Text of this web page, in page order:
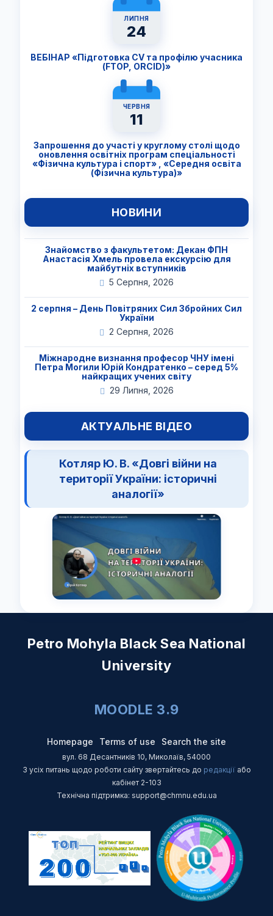
ЛИПНЯ
24
ВЕБІНАР «Підготовка CV та профілю учасника
(FTОP, ORCID)»
ЧЕРВНЯ
11
Запрошення до участі у круглому столі щодо
оновлення освітніх програм спеціальності
«Фізична культура і спорт» , «Середня освіта
(Фізична культура)»
НОВИНИ
Знайомство з факультетом: Декан ФПН
Анастасія Хмель провела екскурсію для
майбутніх вступників
5 Серпня, 2026
2 серпня – День Повітряних Сил Збройних Сил
України
2 Серпня, 2026
Міжнародне визнання професор ЧНУ імені
Петра Могили Юрій Кондратенко – серед 5%
найкращих учених світу
29 Липня, 2026
АКТУАЛЬНЕ ВІДЕО
Котляр Ю. В. «Довгі війни на
території України: історичні
аналогії»
Petro Mohyla Black Sea National
University
MOODLE 3.9
Homepage Terms of use Search the site
вул. 68 Десантників 10, Миколаїв, 54000
З усіх питань щодо роботи сайту звертайтесь до редакції або
кабінет 2-103
Технічна підтримка: support@chmnu.edu.ua